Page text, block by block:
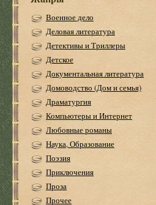
Военное дело
Деловая литература
Детективы и Триллеры
Детское
Документальная литература
Домоводство (Дом и семья)
Драматургия
Компьютеры и Интернет
Любовные романы
Наука, Образование
Поэзия
Приключения
Проза
Прочее